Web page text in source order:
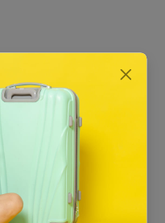
: les
les globules rouges, cela
la piroplasmose
possibles),